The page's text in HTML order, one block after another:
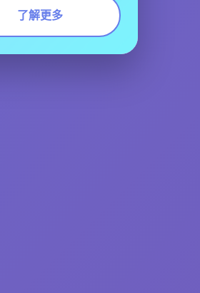
了解更多